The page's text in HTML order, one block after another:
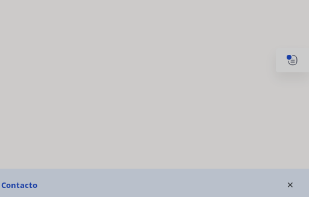
Contacto